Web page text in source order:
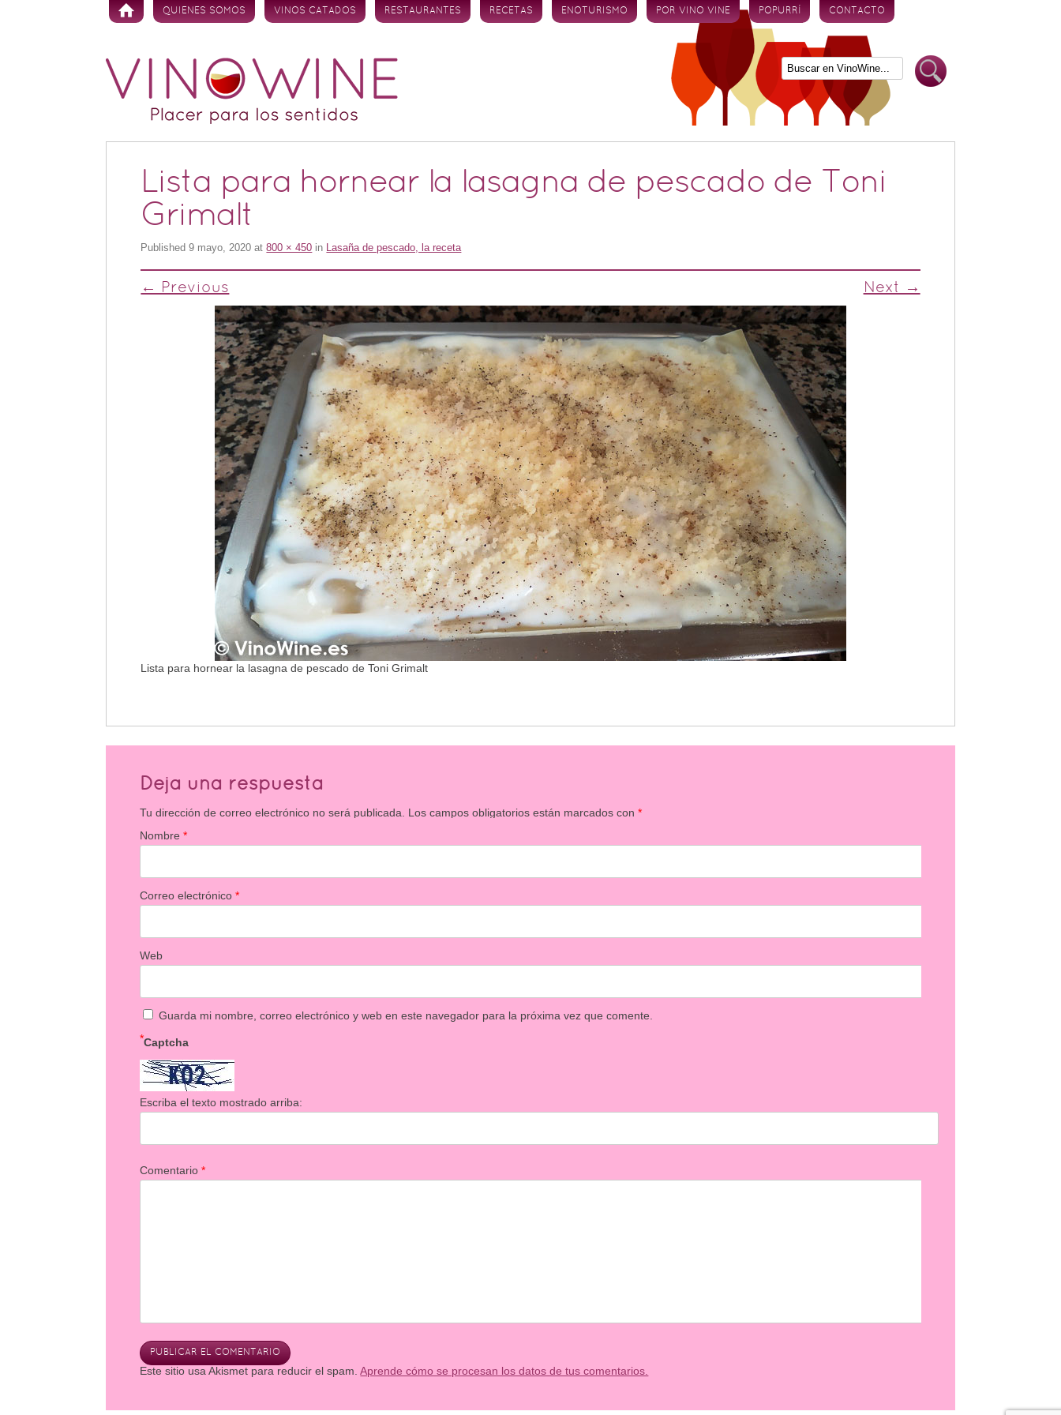
Skip to content
QUIENES SOMOS VINOS CATADOS RESTAURANTES RECETAS ENOTURISMO POR VINO VINE POPURRÍ CONTACTO
Lista para hornear la lasagna de pescado de Toni
Grimalt
Published9 mayo, 2020 at800 × 450 in Lasaña de pescado, la receta
← Previous Next →
Lista para hornear la lasagna de pescado de Toni Grimalt
Deja una respuesta
Tu dirección de correo electrónico no será publicada. Los campos obligatorios están marcados con*
Nombre*
Correo electrónico*
Web
Guarda mi nombre, correo electrónico y web en este navegador para la próxima vez que comente.
Captcha
*
Escriba el texto mostrado arriba:
Comentario*
Este sitio usa Akismet para reducir el spam.Aprende cómo se procesan los datos de tus comentarios.